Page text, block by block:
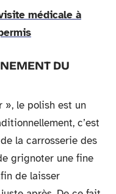
médicale à
DU
», le polish est un
c’est
la carrosserie des
grignoter une fine
de laisser